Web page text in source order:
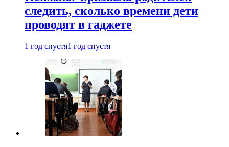
следить, сколько времени дети
проводят в гаджете
1 год спустя1 год спустя